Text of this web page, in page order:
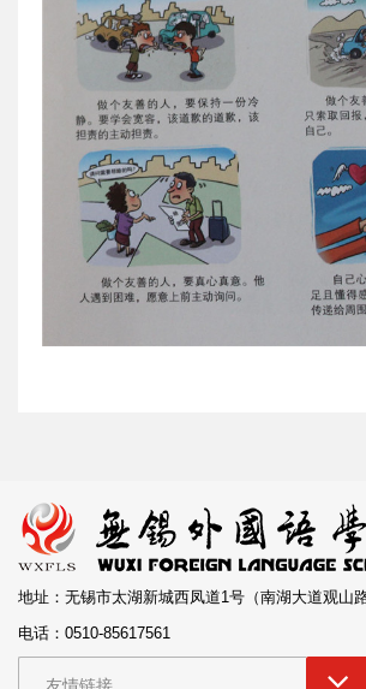
地址：无锡市太湖新城西凤道1号（南湖大道观山路
电话：0510-85617561